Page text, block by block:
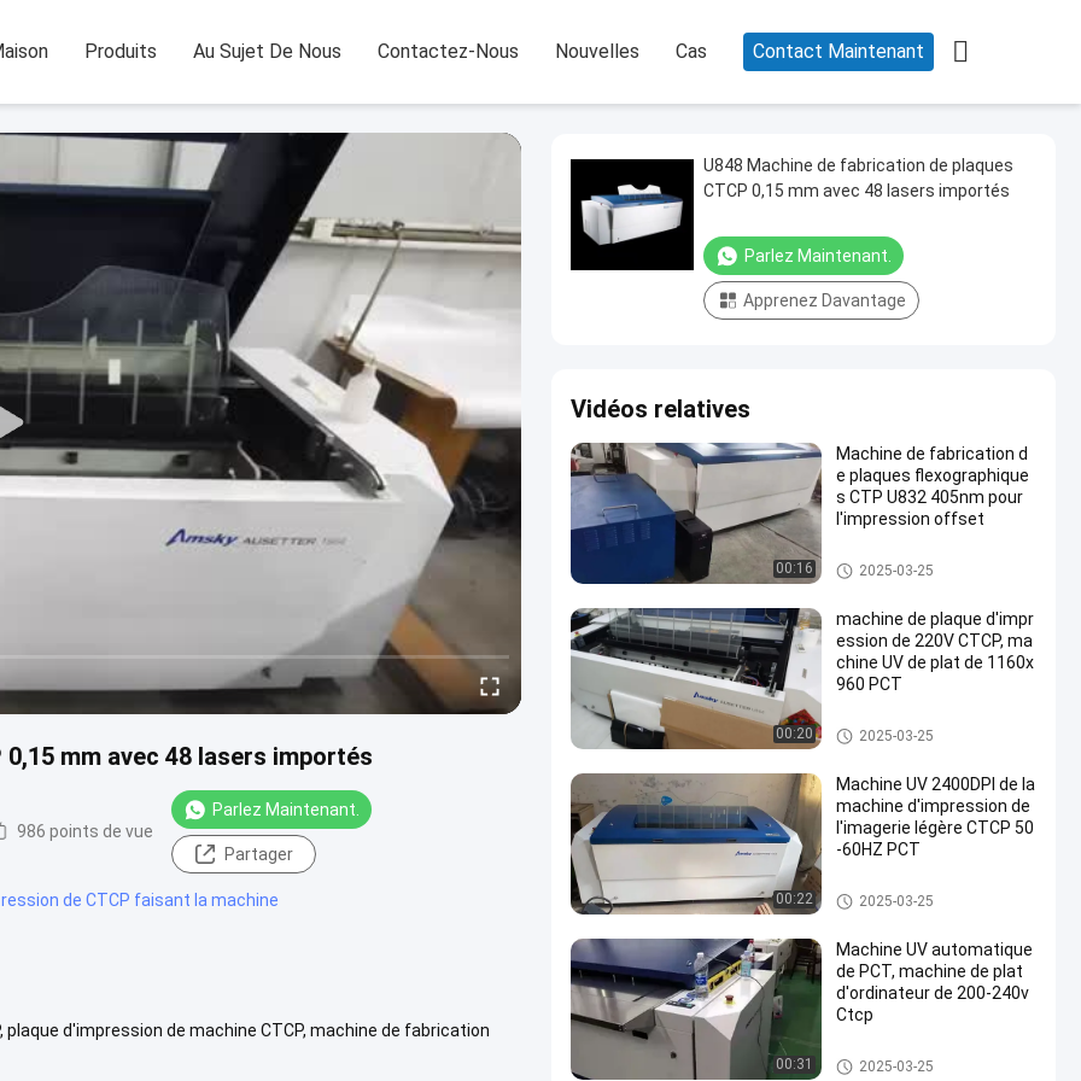
Produits Au Sujet De Nous Contactez-Nous Nouvelles Cas Contact Maintenant 
mm avec 48 lasers importés
986 points de vue
Parlez Maintenant.
Partager
de CTCP faisant la machine
d'impression de machine CTCP, machine de fabrication
U848 Machine de fabrication de plaques
CTCP 0,15 mm avec 48 lasers importés
Parlez Maintenant.
Apprenez Davantage
Vidéos relatives
00:16
Machine de fabrication d
e plaques flexographique
s CTP U832 405nm pour
l'impression offset
Machine d'impression de plaq
ues CTCP
2025-03-25
00:20
machine de plaque d'impr
ession de 220V CTCP, ma
chine UV de plat de 1160x
960 PCT
Machine d'impression de plaq
ues CTCP
2025-03-25
00:22
Machine UV 2400DPI de la
machine d'impression de
l'imagerie légère CTCP 50
-60HZ PCT
Machine d'impression de plaq
ues CTCP
2025-03-25
00:31
Machine UV automatique
de PCT, machine de plat
d'ordinateur de 200-240v
Ctcp
Machine d'impression de plaq
2025-03-25